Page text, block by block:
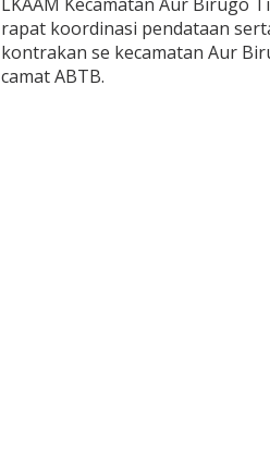
t
e
r
rapat koordinasi pendataan
kontrakan se kecamatan Aur
camat ABTB.